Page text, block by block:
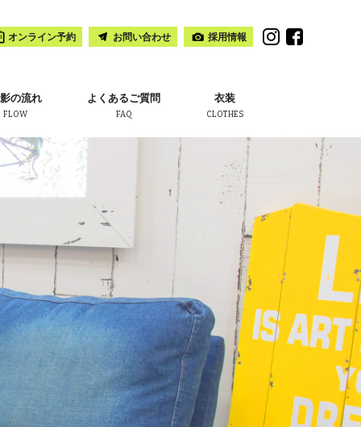
の流れ
FLOW
よくあるご質問
FAQ
衣装
CLOTHES
オンライン予約 お問い合わせ 採用情報